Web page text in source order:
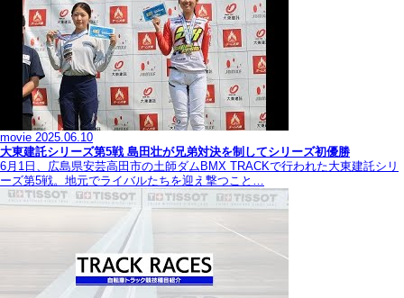
movie 2025.06.10
大東建託シリーズ第5戦 島田壮が兄弟対決を制してシリーズ初優勝
6月1日、広島県安芸高田市の土師ダムBMX TRACKで行われた大東建託シリ
ーズ第5戦。地元でライバルたちを迎え撃つこと…